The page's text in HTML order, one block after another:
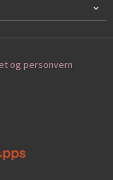
og personvern